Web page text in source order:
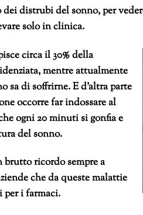
distrubi del sonno, per
solo in clinica.
circa il 30% della
mentre attualmente
sa di soffrirne. E d’altra parte
occorre far indossare al
ogni 20 minuti si gonfia e
del sonno.
ricordo sempre a
che da queste malattie
per i farmaci.